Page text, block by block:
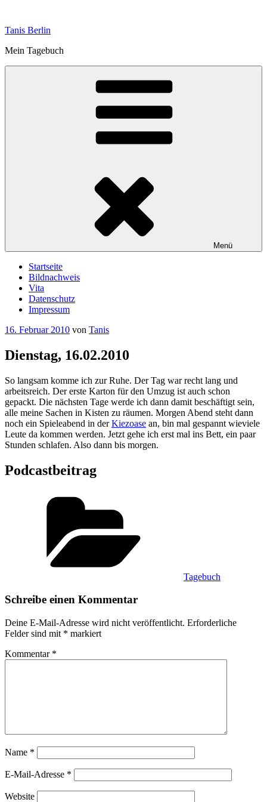
springen
Tanis Berlin
Mein Tagebuch
Menü
Startseite
Bildnachweis
Vita
Datenschutz
Impressum
Veröffentlicht
16. Februar 2010 von Tanis
Dienstag, 16.02.2010
So langsam komme ich zur Ruhe. Der Tag war recht lang und
arbeitsreich. Der erste Karton für den Umzug ist auch schon
gepackt. Die nächsten Tage werde ich dann damit beschäftigt sein,
alle meine Sachen in Kisten zu räumen. Morgen Abend steht dann
noch ein Spieleabend in derKiezoase an, bin mal gespannt wieviele
Leute da kommen werden. Jetzt gehe ich erst mal ins Bett, ein paar
Stunden schlafen. Also dann bis morgen.
Podcastbeitrag
Tagebuch
Schreibe einen Kommentar
Deine E-Mail-Adresse wird nicht veröffentlicht. Erforderliche
Felder sind mit * markiert
Kommentar *
Name *
E-Mail-Adresse *
Website